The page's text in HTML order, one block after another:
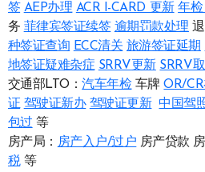
签 AEP办理 ACR I-CARD 更新 年检
务 菲律宾签证续签 逾期罚款处理
种签证查询 ECC清关 旅游签证延期
地签证疑难杂症 SRRV更新 SRRV
交通部LTO：汽车年检 车牌OR/
证 驾驶证新办 驾驶证更新 中国驾
包过 等
房产局： 房产入户/过户 房产贷款
税等